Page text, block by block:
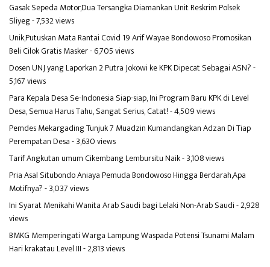
Gasak Sepeda Motor,Dua Tersangka Diamankan Unit Reskrim Polsek
Sliyeg- 7,532 views
Unik,Putuskan Mata Rantai Covid 19 Arif Wayae Bondowoso Promosikan
Beli Cilok Gratis Masker- 6,705 views
Dosen UNJ yang Laporkan 2 Putra Jokowi ke KPK Dipecat Sebagai ASN?-
5,167 views
Para Kepala Desa Se-Indonesia Siap-siap, Ini Program Baru KPK di Level
Desa, Semua Harus Tahu, Sangat Serius, Catat!- 4,509 views
Pemdes Mekargading Tunjuk 7 Muadzin Kumandangkan Adzan Di Tiap
Perempatan Desa- 3,630 views
Tarif Angkutan umum Cikembang Lembursitu Naik- 3,108 views
Pria Asal Situbondo Aniaya Pemuda Bondowoso Hingga Berdarah,Apa
Motifnya?- 3,037 views
Ini Syarat Menikahi Wanita Arab Saudi bagi Lelaki Non-Arab Saudi- 2,928
views
BMKG Memperingati Warga Lampung Waspada Potensi Tsunami Malam
Hari krakatau Level III- 2,813 views